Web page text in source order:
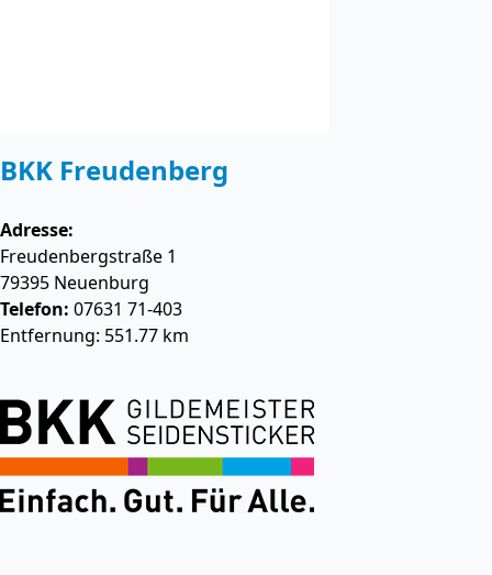
BKK Freudenberg
Adresse:
Freudenbergstraße 1
79395 Neuenburg
Telefon: 07631 71-403
Entfernung: 551.77 km